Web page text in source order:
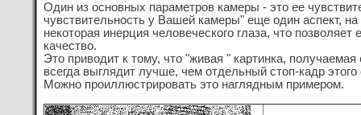
Один из основных параметров камеры - это ее
чувствительность у Вашей камеры" еще один аспект,
некоторая инерция человеческого глаза, что
качество.
Это приводит к тому, что "живая " картинка,
всегда выглядит лучше, чем отдельный стоп-кадр
Можно проиллюстрировать это наглядным примером.